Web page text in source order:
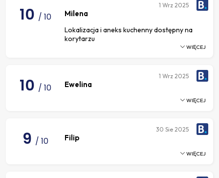
10 / 10 Milena
Lokalizacja i aneks kuchenny dostępny na
korytarzu
1 Wrz 2025
WIĘCEJ
10 / 10 Ewelina
1 Wrz 2025
WIĘCEJ
9 / 10 Filip
30 Sie 2025
WIĘCEJ